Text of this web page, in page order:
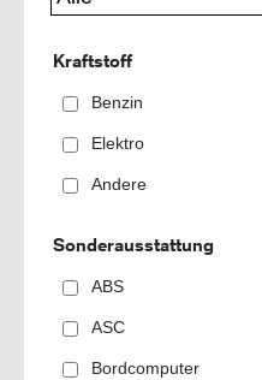
Kraftstoff
Benzin
Elektro
Andere
Sonderausstattung
ABS
ASC
Bordcomputer